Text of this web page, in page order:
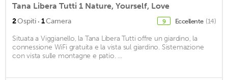
Tana Libera Tutti 1 Nature, Yourself, Love
2Ospiti · 1Camera 9 Eccellente (14)
Situata a Viggianello, la Tana Libera Tutti offre un giardino, la
connessione WiFi gratuita e la vista sul giardino. Sistemazione
con vista sulle montagne e patio. ...